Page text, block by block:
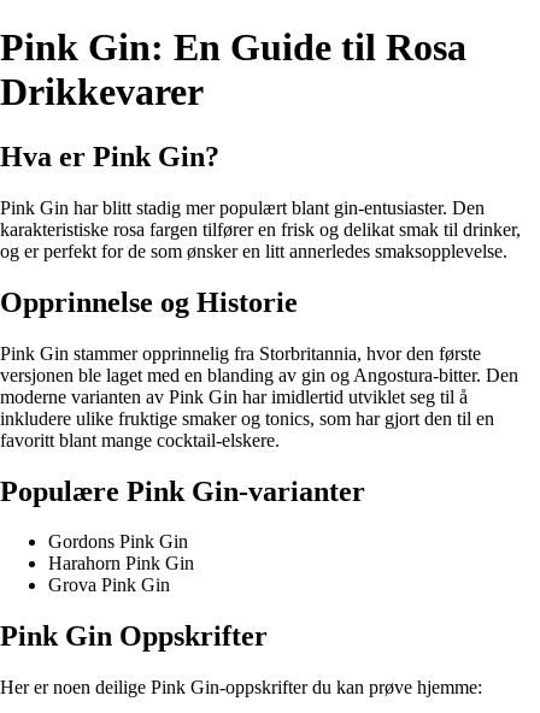
Pink Gin: En Guide til Rosa
Drikkevarer
Hva er Pink Gin?
Pink Gin har blitt stadig mer populært blant gin-entusiaster. Den
karakteristiske rosa fargen tilfører en frisk og delikat smak til drinker,
og er perfekt for de som ønsker en litt annerledes smaksopplevelse.
Opprinnelse og Historie
Pink Gin stammer opprinnelig fra Storbritannia, hvor den første
versjonen ble laget med en blanding av gin og Angostura-bitter. Den
moderne varianten av Pink Gin har imidlertid utviklet seg til å
inkludere ulike fruktige smaker og tonics, som har gjort den til en
favoritt blant mange cocktail-elskere.
Populære Pink Gin-varianter
Gordons Pink Gin
Harahorn Pink Gin
Grova Pink Gin
Pink Gin Oppskrifter
Her er noen deilige Pink Gin-oppskrifter du kan prøve hjemme: